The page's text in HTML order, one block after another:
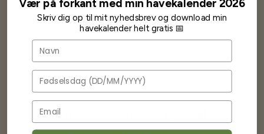
Ofte stillede spørgsmål
Vær på forkant med min havekalender 2026
Skriv dig op til mit nyhedsbrev og download min
havekalender helt gratis 📅
Navn
Fødselsdag